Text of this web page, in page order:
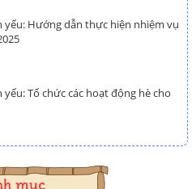
yếu: Hướng dẫn thực hiện nhiệm vụ
Tổ chức các hoạt động hè cho
mục